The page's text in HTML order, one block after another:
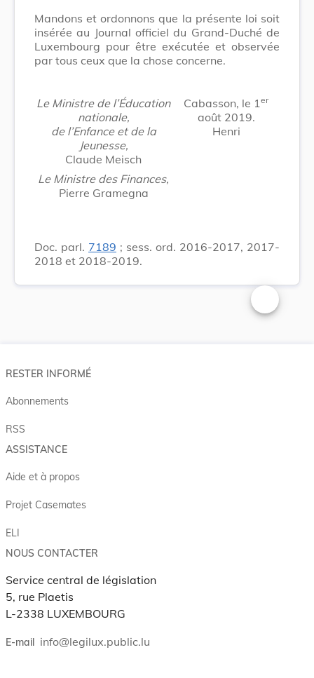
Mandons et ordonnons que la présente loi soit
insérée au Journal officiel du Grand-Duché de
Luxembourg pour être exécutée et observée
par tous ceux que la chose concerne.
Le Ministre de l’Éducation
nationale,
de l’Enfance et de la
Jeunesse,
Claude Meisch
Le Ministre des Finances,
Pierre Gramegna
Cabasson, le 1 er
août 2019.
Henri
Doc. parl. 7189 ; sess. ord. 2016-2017, 2017-
2018 et 2018-2019.
Changer la
RESTER INFORMÉ
Abonnements
RSS
ASSISTANCE
Aide et à propos
Projet Casemates
ELI
NOUS CONTACTER
Service central de législation
5, rue Plaetis
L-2338 LUXEMBOURG
E-mail info@legilux.public.lu